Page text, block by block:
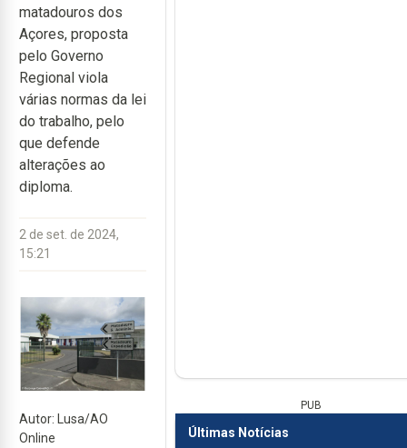
matadouros dos
Açores, proposta
pelo Governo
Regional viola
várias normas da lei
do trabalho, pelo
que defende
alterações ao
diploma.
2 de set. de 2024,
15:21
Autor: Lusa/AO
Online
PUB
Últimas Notícias